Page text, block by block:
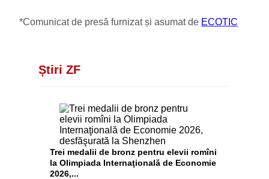
*Comunicat de presă furnizat și asumat de ECOTIC
Știri ZF
Trei medalii de bronz pentru elevii romîni
la Olimpiada Internaţională de Economie
2026,...